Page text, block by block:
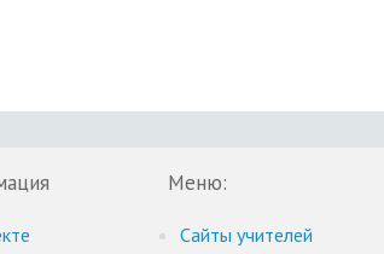
Меню:
Cайты учителей